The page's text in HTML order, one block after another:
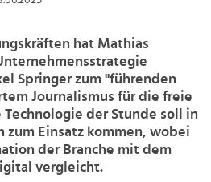
hat Mathias
Springer zum "führenden
Journalismus für die freie
der Stunde soll in
Einsatz kommen, wobei
der Branche mit dem
vergleicht.